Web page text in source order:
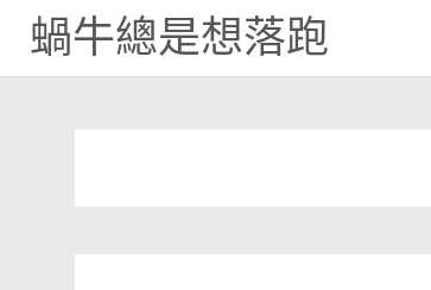
蝸牛總是想落跑